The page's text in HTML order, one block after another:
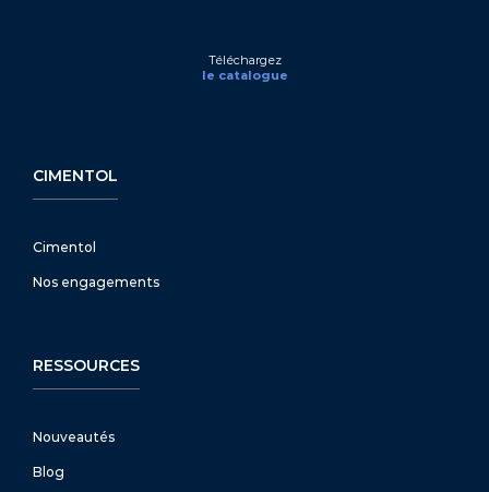
Téléchargez
le catalogue
CIMENTOL
Cimentol
Nos engagements
RESSOURCES
Nouveautés
Blog